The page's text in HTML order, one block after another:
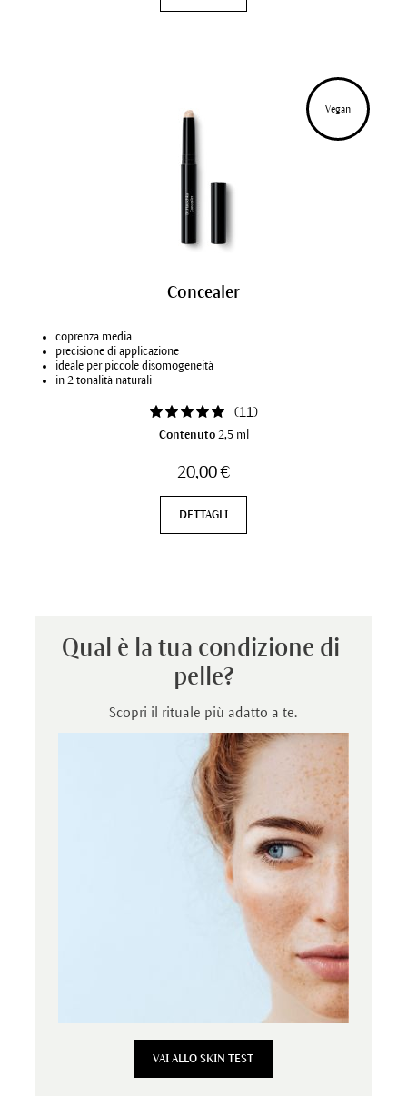
Vegan
Concealer
coprenza media
precisione di applicazione
ideale per piccole disomogeneità
in 2 tonalità naturali
(11)
Contenuto 2,5 ml
20,00 €
DETTAGLI
Qual è la tua condizione di
pelle?
Scopri il rituale più adatto a te.
VAI ALLO SKIN TEST